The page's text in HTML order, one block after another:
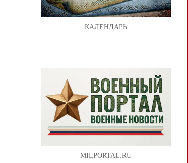
КАЛЕНДАРЬ
MILPORTAL.RU